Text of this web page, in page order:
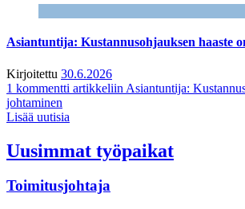
Asiantuntija: Kustannusohjauksen haaste
Kirjoitettu 30.6.2026
1 kommentti artikkeliin Asiantuntija:
johtaminen
Lisää uutisia
Uusimmat työpaikat
Toimitusjohtaja